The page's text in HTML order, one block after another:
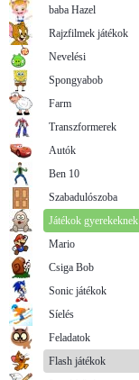
baba Hazel
Rajzfilmek játékok
Nevelési
Spongyabob
Farm
Transzformerek
Autók
Ben 10
Szabadulószoba
Játékok gyerekeknek
Mario
Csiga Bob
Sonic játékok
Síelés
Feladatok
Flash játékok